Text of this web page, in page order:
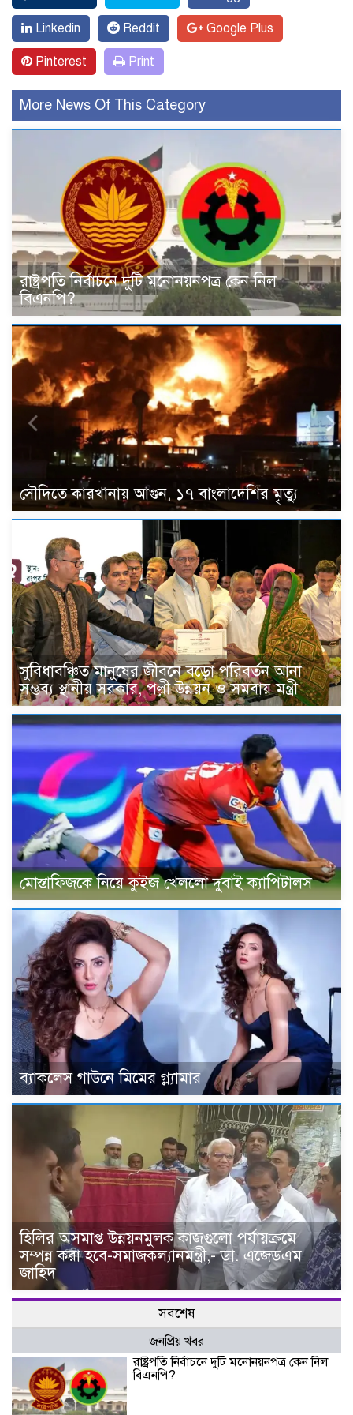
Linkedin Reddit Google Plus
Pinterest Print
More News Of This Category
রাষ্ট্রপতি নির্বাচনে দুটি মনোনয়নপত্র কেন নিল
বিএনপি?
সৌদিতে কারখানায় আগুন, ১৭ বাংলাদেশির মৃত্যু
সুবিধাবঞ্চিত মানুষের জীবনে বড়ো পরিবর্তন আনা
সম্ভব্য স্থানীয় সরকার, পল্লী উন্নয়ন ও সমবায় মন্ত্রী
মোস্তাফিজকে নিয়ে কুইজ খেললো দুবাই ক্যাপিটালস
ব্যাকলেস গাউনে মিমের গ্ল্যামার
হিলির অসমাপ্ত উন্নয়নমুলক কাজগুলো পর্যায়ক্রমে
সম্পন্ন করা হবে-সমাজকল্যানমন্ত্রী,- ডা. এজেডএম
জাহিদ
সবশেষ
জনপ্রিয় খবর
রাষ্ট্রপতি নির্বাচনে দুটি মনোনয়নপত্র কেন নিল
বিএনপি?